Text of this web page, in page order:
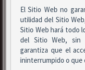
El Sitio Web no
utilidad del Sitio
Sitio Web hará todo
del Sitio Web, sin
garantiza que el
ininterrumpido o que